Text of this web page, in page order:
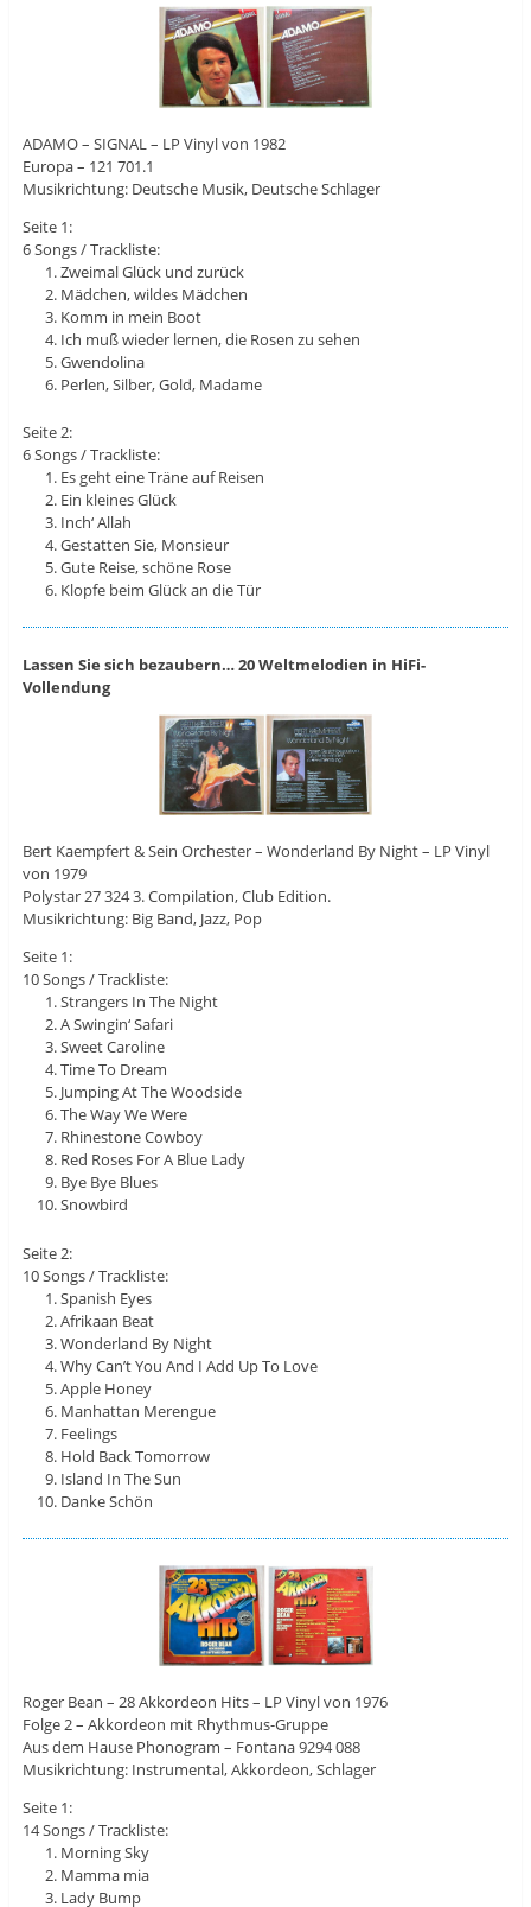
ADAMO – SIGNAL – LP Vinyl von 1982
Europa – 121 701.1
Musikrichtung: Deutsche Musik, Deutsche Schlager
Seite 1:
6 Songs / Trackliste:
Zweimal Glück und zurück
Mädchen, wildes Mädchen
Komm in mein Boot
Ich muß wieder lernen, die Rosen zu sehen
Gwendolina
Perlen, Silber, Gold, Madame
Seite 2:
6 Songs / Trackliste:
Es geht eine Träne auf Reisen
Ein kleines Glück
Inch‘ Allah
Gestatten Sie, Monsieur
Gute Reise, schöne Rose
Klopfe beim Glück an die Tür
Lassen Sie sich bezaubern… 20 Weltmelodien in HiFi-
Vollendung
Bert Kaempfert & Sein Orchester ‎– Wonderland By Night – LP Vinyl
von 1979
Polystar 27 324 3. Compilation, Club Edition.
Musikrichtung: Big Band, Jazz, Pop
Seite 1:
10 Songs / Trackliste:
Strangers In The Night
A Swingin‘ Safari
Sweet Caroline
Time To Dream
Jumping At The Woodside
The Way We Were
Rhinestone Cowboy
Red Roses For A Blue Lady
Bye Bye Blues
Snowbird
Seite 2:
10 Songs / Trackliste:
Spanish Eyes
Afrikaan Beat
Wonderland By Night
Why Can’t You And I Add Up To Love
Apple Honey
Manhattan Merengue
Feelings
Hold Back Tomorrow
Island In The Sun
Danke Schön
Roger Bean – 28 Akkordeon Hits – LP Vinyl von 1976
Folge 2 – Akkordeon mit Rhythmus-Gruppe
Aus dem Hause Phonogram – Fontana 9294 088
Musikrichtung: Instrumental, Akkordeon, Schlager
Seite 1:
14 Songs / Trackliste:
Morning Sky
Mamma mia
Lady Bump